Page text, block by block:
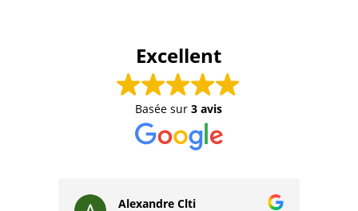
Excellent
Basée sur3 avis
Alexandre Clti